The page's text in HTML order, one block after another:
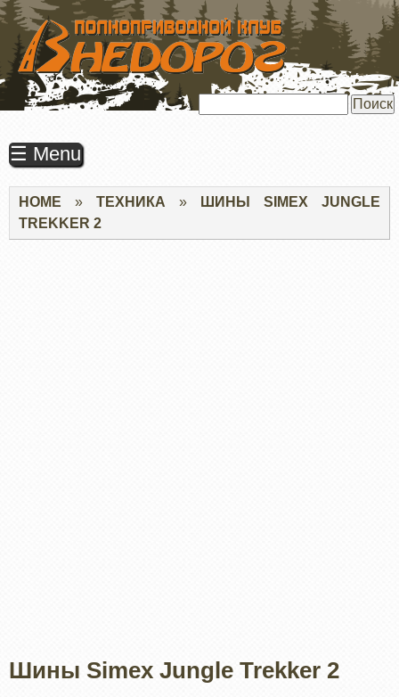
ПЕРЕЙТИ
ОСНОВНОМУ
СОДЕРЖАНИЮ
☰ Menu
Строка
навигации
HOME ТЕХНИКА
ШИНЫ SIMEX JUNGLE
TREKKER 2
Шины Simex Jungle Trekker 2